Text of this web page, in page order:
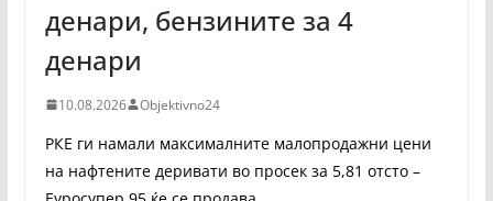
денари, бензините за 4
денари
10.08.2026 Objektivno24
РКЕ ги намали максималните малопродажни цени
на нафтените деривати во просек за 5,81 отсто –